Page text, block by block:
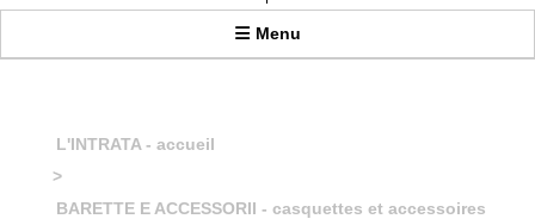
Menu
L'INTRATA - accueil
BARETTE E ACCESSORII - casquettes et accessoires